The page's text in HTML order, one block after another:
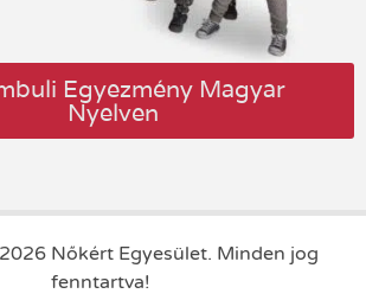
Egyezmény Magyar
Nyelven
Nőkért Egyesület. Minden jog
fenntartva!